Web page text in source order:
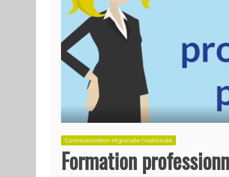
Communication régionale / nationale
Formation